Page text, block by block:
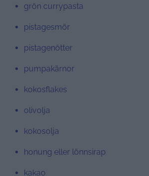
grön currypasta
pistagesmör
pistagenötter
pumpakärnor
kokosflakes
olivolja
kokosolja
honung eller lönnsirap
kakao